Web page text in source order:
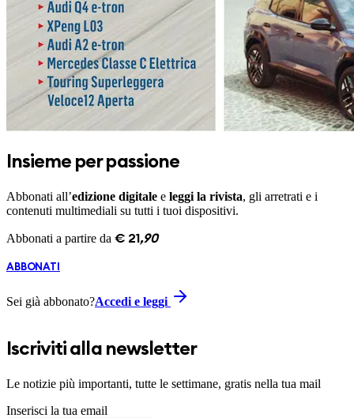
Insieme per passione
Abbonati all’edizione digitale e leggi la rivista, gli arretrati e i
contenuti multimediali su tutti i tuoi dispositivi.
Abbonati a partire da € 21 ,90
ABBONATI
Sei già abbonato?Accedi e leggi
Iscriviti alla newsletter
Le notizie più importanti, tutte le settimane, gratis nella tua mail
Inserisci la tua email